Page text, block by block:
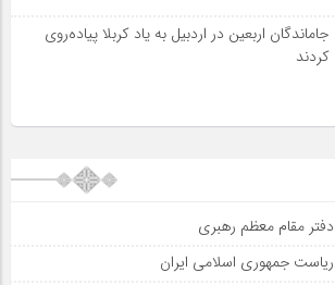
جاماندگان اربعین در اردبیل به یاد کربلا پیاده‌روی
کردند
دفتر مقام معظم رهبری
ریاست‌ جمهوری اسلامی ایران